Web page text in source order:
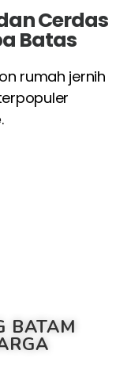
Cerdas
Batas
rumah jernih
.
BATAM